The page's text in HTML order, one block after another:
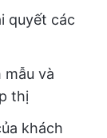
quyết các
và
thị
khách